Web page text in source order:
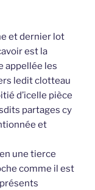
et dernier lot
est la
appellée les
ledit clotteau
d’icelle pièce
partages cy
et
une tierce
comme il est